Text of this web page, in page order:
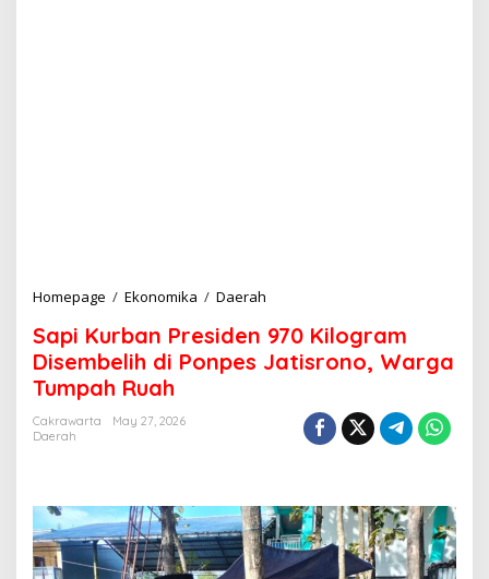
Homepage / Ekonomika / Daerah
p
K
r
e
s
Sapi Kurban Presiden 970 Kilogram
Disembelih di Ponpes Jatisrono, Warga
Tumpah Ruah
Cakrawarta
May 27, 2026
Daerah